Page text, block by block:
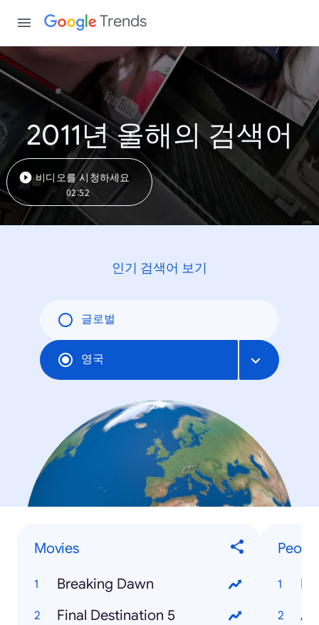
Trends
2011년 올해의 검색어
비디오를 시청하세요
02:52
인기 검색어 보기
글로벌
영국
Movies
Breaking Dawn
Final Destination 5